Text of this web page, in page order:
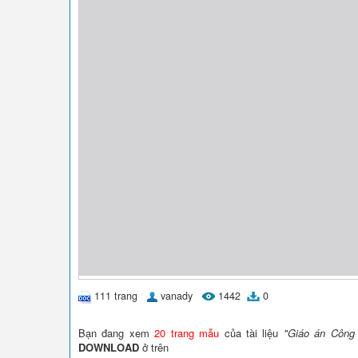
111 trang vanady 1442 0
Bạn đang xem20 trang mẫu của tài liệu "Giáo án
DOWNLOAD ở trên